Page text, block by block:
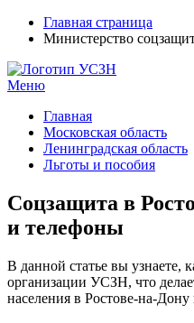
Главная страница
Министерство
Меню
Главная
Московская область
Ленинградская область
Льготы и пособия
Соцзащита в
и телефоны
В данной статье вы узнаете,
организации УСЗН, что
населения в Ростове-на-Дону